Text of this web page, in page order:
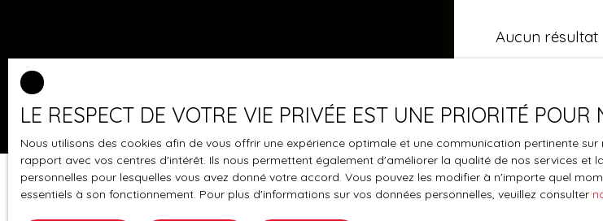
Aucun résultat
LE RESPECT DE VOTRE VIE PRIVÉE EST UNE PRIORITÉ POUR
Nous utilisons des cookies afin de vous offrir une expérience optimale et une communication pertinente
rapport avec vos centres d'intérêt. Ils nous permettent également d'améliorer la qualité de nos services et
personnelles pour lesquelles vous avez donné votre accord. Vous pouvez les modifier à n'importe quel
essentiels à son fonctionnement. Pour plus d'informations sur vos données personnelles, veuillez consulter